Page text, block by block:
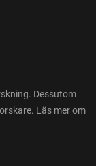
Dessutom
Läs mer om